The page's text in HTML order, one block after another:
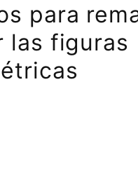
para
las figuras